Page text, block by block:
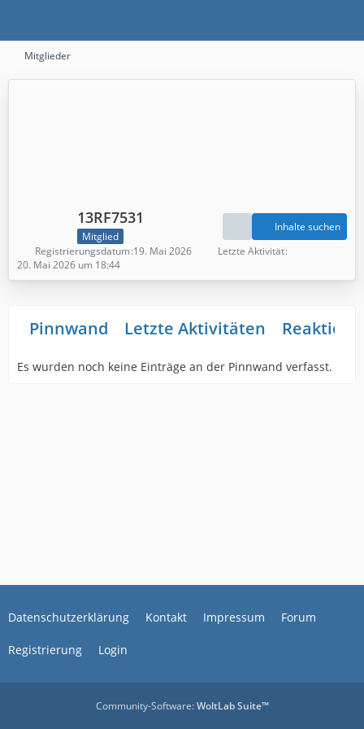
Mitglieder
13RF7531
Mitglied
Inhalte suchen
Registrierungsdatum 19. Mai 2026
Letzte Aktivität
20. Mai 2026 um 18:44
Pinnwand Letzte Aktivitäten
Es wurden noch keine Einträge an der Pinnwand verfasst.
Datenschutzerklärung Kontakt Impressum Forum
Registrierung Login
Community-Software:WoltLab Suite™